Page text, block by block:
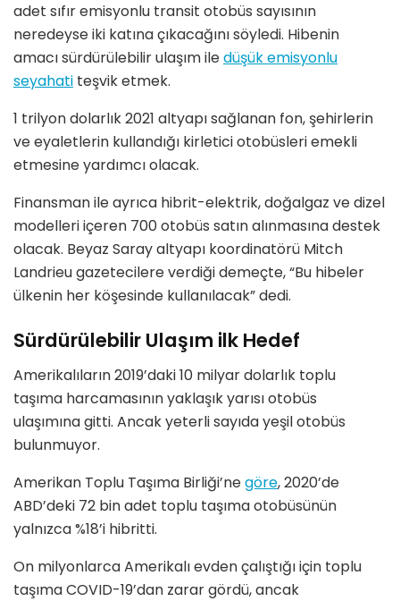
adet sıfır emisyonlu transit otobüs sayısının
neredeyse iki katına çıkacağını söyledi. Hibenin
amacı sürdürülebilir ulaşım iledüşük emisyonlu
seyahati teşvik etmek.
1 trilyon dolarlık 2021 altyapı sağlanan fon, şehirlerin
ve eyaletlerin kullandığı kirletici otobüsleri emekli
etmesine yardımcı olacak.
Finansman ile ayrıca hibrit-elektrik, doğalgaz ve dizel
modelleri içeren 700 otobüs satın alınmasına destek
olacak. Beyaz Saray altyapı koordinatörü Mitch
Landrieu gazetecilere verdiği demeçte, “Bu hibeler
ülkenin her köşesinde kullanılacak” dedi.
Sürdürülebilir Ulaşım ilk Hedef
Amerikalıların 2019’daki 10 milyar dolarlık toplu
taşıma harcamasının yaklaşık yarısı otobüs
ulaşımına gitti. Ancak yeterli sayıda yeşil otobüs
bulunmuyor.
Amerikan Toplu Taşıma Birliği’negöre, 2020’de
ABD’deki 72 bin adet toplu taşıma otobüsünün
yalnızca %18’i hibritti.
On milyonlarca Amerikalı evden çalıştığı için toplu
taşıma COVID-19’dan zarar gördü, ancak